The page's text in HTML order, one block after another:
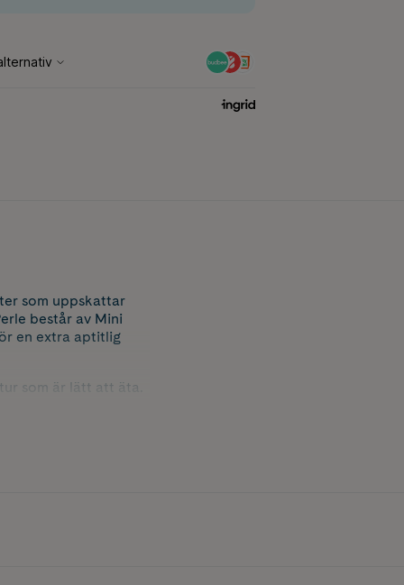
som uppskattar
består av Mini
en extra aptitlig
som är lätt att äta.